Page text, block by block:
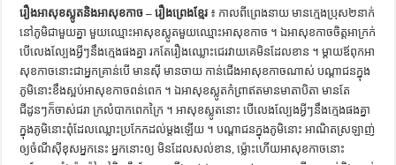
ទំនាក់ទំនងកម្ពុជានិងចិន – សៀវភៅចំណេះដឹងទូទៅ
ព្រះបាទធម្មិក – សៀវភៅចំណេះដឹងទូទៅ
រដ្ឋបាល និង រដ្ឋបាលវិមជ្ឈការ – អត្ថបទស្រាវជ្រាវ
ការស្វែងយល់អំពី ល្ខោនខោល – សៀវភៅចំណេះដឹងទូទៅ
រឿងអាសុខស្លូតនិងអាសុខកាច – រឿងព្រេងខ្មែរ ៖ កាល​ពីព្រេងនាយ​ មាន​ក្មេង​ប្រុស​២​នាក់​
នៅ​ភូមិ​ជា​មួយ​គ្នា​ មួយ​ឈ្មោះ​អា​សុខ​ស្លូត​មួយ​ឈ្មោះ​អា​សុខ​កាច ។ ឯ​អា​សុខ​កាច​ចិត្ត​អាក្រក់​
បើ​លេង​ល្បែង​អ្វីៗ​នឹង​ក្មេង​ផង​គ្នា​ រក​តែ​រឿង​ឈ្លោះ​ជេរ​វាយ​គេ​មិន​ដែល​ខាន ។ ម្ដាយ​ឪពុក​អា​
សុខ​កាច​នោះ​ជា​អ្នក​គ្រាន់​បើ​ មាន​ស៊ី​ មាន​ចាយ​ កាន់​ជើង​អា​សុខ​កាច​ណាស់​ បណ្ដាជន​ក្នុង​
ភូមិ​នោះ​ខឹង​ស្អប់​អា​សុខ​កាច​ពន់​ពេក ។ ឯ​អា​សុខ​ស្លូត​កំព្រា​ឥត​មាន​មាតា​បិតា​ មាន​តែ​
ជីដូនៗ​ក៏​ចាស់​ជរា​ ក្រ​លំបាក​ពេក​ក្រៃ ។ អា​សុខ​ស្លូត​នោះ​ បើ​លេង​ល្បែង​អ្វីៗ​នឹង​ក្មេង​ផង​គ្នា​
ក្នុង​ភូមិនោះ​ពុំ​ដែល​ឈ្លោះ​ប្រកែក​ដល់​ម្ដង​ឡើយ ។ បណ្ដា​ជន​ក្នុង​ភូមិ​នោះ​ អាណិត​ស្រឡាញ់​
ឲ្យ​ចំណី​ស៊ី​ខុស​អ្នក​នេះ​ អ្នក​នោះ​ឲ្យ​ មិន​ដែល​សល់​ខាន, ម្ល៉ោះ​ហើយ​អា​សុខ​កាច​នោះ​